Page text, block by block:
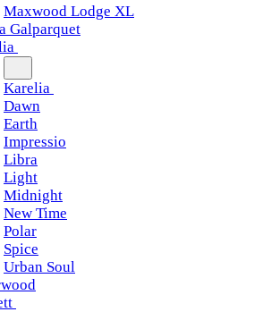
Maxwood Lodge XL
Galparquet
Karelia
Dawn
Earth
Impressio
Libra
Light
Midnight
New Time
Polar
Spice
Urban Soul